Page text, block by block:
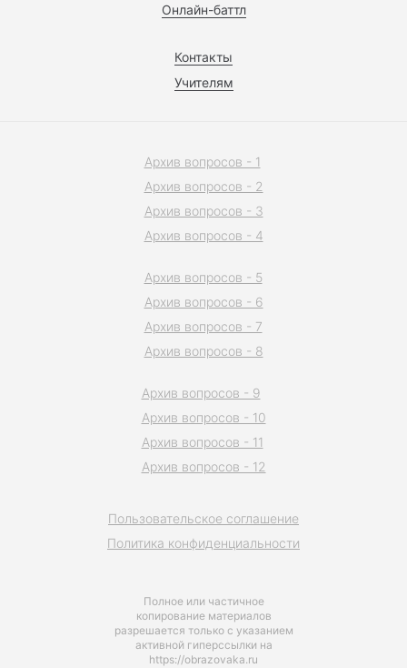
Онлайн-баттл
Контакты
Учителям
Полное или частичное
копирование материалов
разрешается только с указанием
активной гиперссылки на
https://obrazovaka.ru
Пользовательское соглашение
Политика конфиденциальности
Архив вопросов - 1
Архив вопросов - 2
Архив вопросов - 3
Архив вопросов - 4
Архив вопросов - 5
Архив вопросов - 6
Архив вопросов - 7
Архив вопросов - 8
Архив вопросов - 9
Архив вопросов - 10
Архив вопросов - 11
Архив вопросов - 12